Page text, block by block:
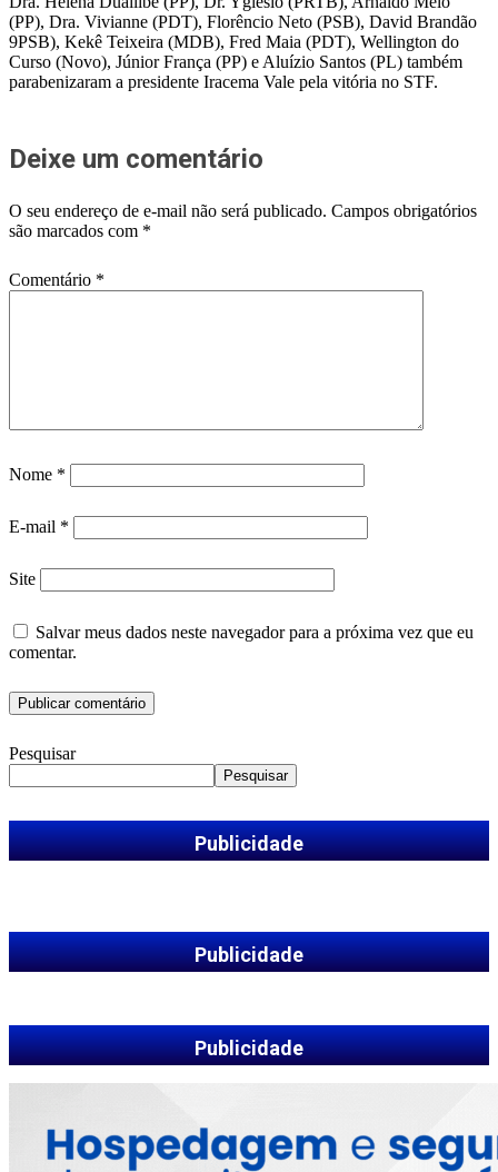
(PP), Dra. Vivianne (PDT), Florêncio Neto (PSB), David Brandão
9PSB), Kekê Teixeira (MDB), Fred Maia (PDT), Wellington do
Curso (Novo), Júnior França (PP) e Aluízio Santos (PL) também
parabenizaram a presidente Iracema Vale pela vitória no STF.
Deixe um comentário
O seu endereço de e-mail não será publicado. Campos obrigatórios
são marcados com *
Comentário *
Nome *
E-mail *
Site
Salvar meus dados neste navegador para a próxima vez que eu
comentar.
Pesquisar
Pesquisar
Publicidade
Publicidade
Publicidade